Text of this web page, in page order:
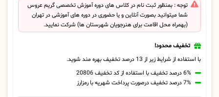
توجه : بمنظور ثبت نام در کلاس های دوره آموزش تخصصی گریم عروس
شما میتوانید بصورت آنلاین و یا حضوری در دوره های آموزشی در تهران
(بهمراه محل اقامت برای هنرجویان شهرستان ها) شرکت نمایید.
تخفیف محدود!
با استفاده از شرایط زیر از 13 درصد تخفیف بهره مند شوید.
6% درصد تخفیف با استفاده از کد تخفیف 20806
7% درصد تخفیف درصورت پرداخت شهریه با رمزارز